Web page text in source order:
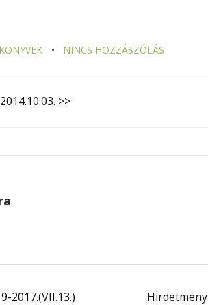
NINCS HOZZÁSZÓLÁS
>>
9-2017.(VII.13.)
Hirdetmény